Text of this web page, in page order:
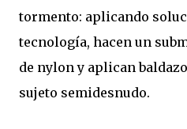
tormento: aplicando
tecnología, hacen un
de nylon y aplican
sujeto semidesnudo.